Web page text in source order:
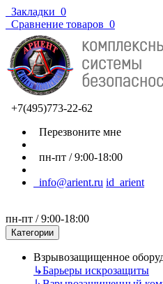
Закладки 0
Сравнение товаров 0
+7(495)773-22-62
Перезвоните мне
пн-пт / 9:00-18:00
info@arient.ru id_arient
пн-пт / 9:00-18:00
Категории
Взрывозащищенное
↳Барьеры искрозащиты